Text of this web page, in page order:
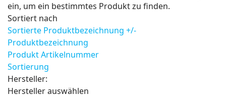
ein, um ein bestimmtes Produkt zu finden.
Sortiert nach
Sortierte Produktbezeichnung +/-
Produktbezeichnung
Produkt Artikelnummer
Sortierung
Hersteller:
Hersteller auswählen